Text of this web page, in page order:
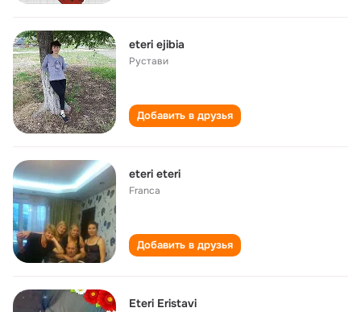
eteri ejibia
Рустави
Добавить в друзья
eteri eteri
Franca
Добавить в друзья
Eteri Eristavi